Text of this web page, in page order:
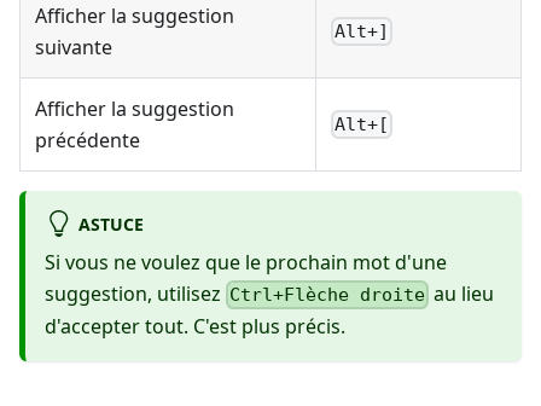
Afficher la suggestion
suivante
Alt+]
Afficher la suggestion
précédente
Alt+[
ASTUCE
Si vous ne voulez que le prochain mot d'une
suggestion, utilisez Ctrl+Flèche droite au lieu
d'accepter tout. C'est plus précis.